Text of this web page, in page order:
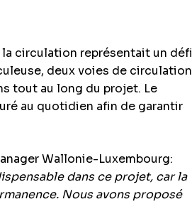
circulation représentait un défi
deux voies de circulation
tout au long du projet. Le
au quotidien afin de garantir
Wallonie-Luxembourg:
dans ce projet, car la
Nous avons proposé